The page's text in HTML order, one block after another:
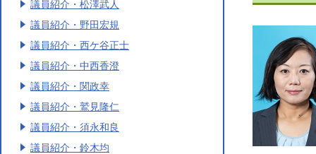
議員紹介・松澤武人
議員紹介・野田宏規
議員紹介・西ケ谷正士
議員紹介・中西香澄
議員紹介・関政幸
議員紹介・鷲見隆仁
議員紹介・須永和良
議員紹介・鈴木均